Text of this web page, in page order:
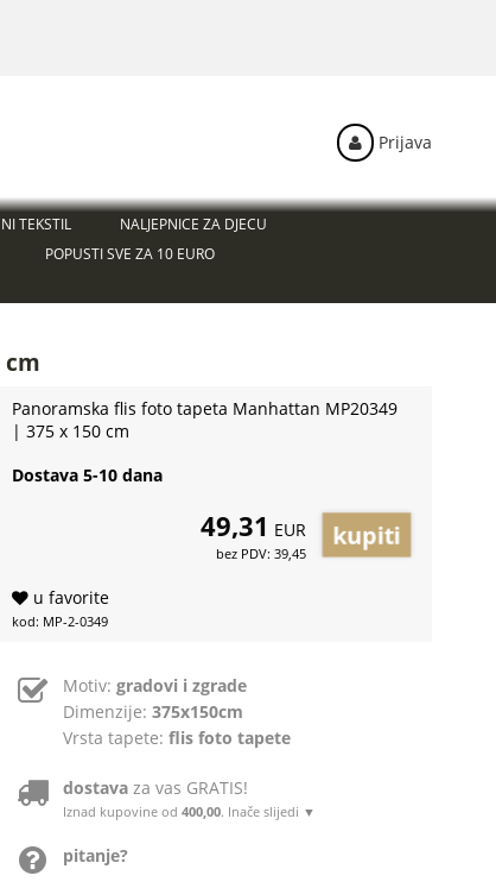
cm
Panoramska flis foto tapeta Manhattan MP20349
| 375 x 150 cm
Dostava 5-10 dana
49,31 EUR
bez PDV: 39,45
u favorite
kod: MP-2-0349
Motiv:gradovi i zgrade
Dimenzije:375x150cm
Vrsta tapete:flis foto tapete
dostava za vas GRATIS!
Iznad kupovine od400,00. Inače slijedi ▼
pitanje?
TEKSTIL
NALJEPNICE ZA DJECU
POPUSTI SVE ZA 10 EURO
Prijava